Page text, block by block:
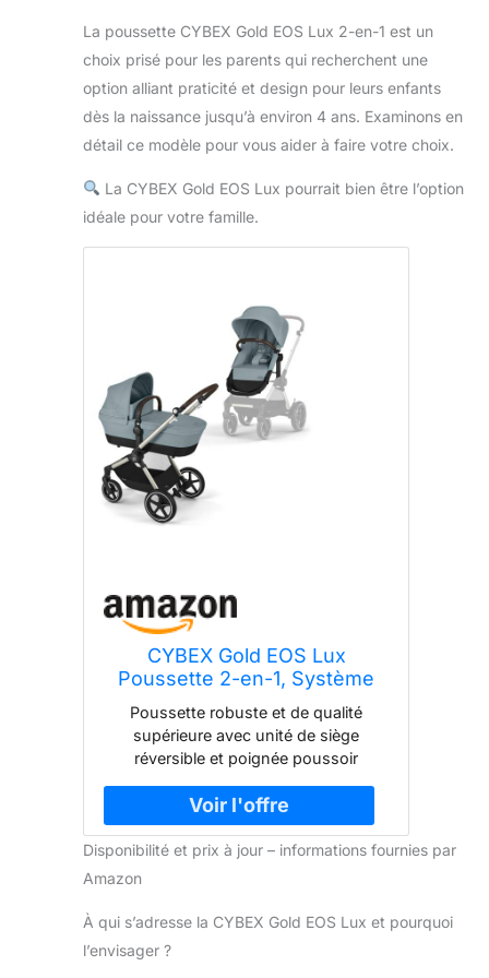
La poussette CYBEX Gold EOS Lux 2-en-1 est un
choix prisé pour les parents qui recherchent une
option alliant praticité et design pour leurs enfants
dès la naissance jusqu’à environ 4 ans. Examinons en
détail ce modèle pour vous aider à faire votre choix.
La CYBEX Gold EOS Lux pourrait bien être l’option
idéale pour votre famille.
CYBEX Gold EOS Lux
Poussette 2-en-1, Système
pour Voyage, De la naissance
à 22 kg (env. 4 ans), Sky Blue
Poussette robuste et de qualité
supérieure avec unité de siège
réversible et poignée poussoir
kg (environ 4 ans), Compatible avec
tous les sièges auto pour bébé Cybex
Facile à manœuvrer grâce à de
grandes roues tout-terrain robustes
Transformation facile de la nacelle au
siège avec position allongée Dossier
entièrement pliable réglable d’une
Disponibilité et prix à jour – informations fournies par
Amazon
À qui s’adresse la CYBEX Gold EOS Lux et pourquoi
l’envisager ?